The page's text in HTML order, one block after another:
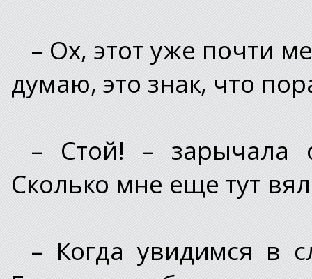
– Ох, этот уже почти
думаю, это знак, что
– Стой! – зарычала
Сколько мне еще тут
– Когда увидимся в